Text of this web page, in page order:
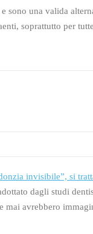
sono una valida
soprattutto per
invisibile”, si
dagli studi
avrebbero